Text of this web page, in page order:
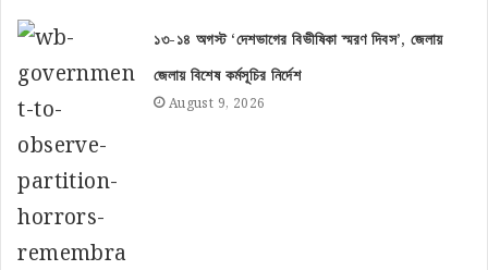
১৩-১৪ অগস্ট ‘দেশভাগের বিভীষিকা স্মরণ দিবস’, জেলায়
জেলায় বিশেষ কর্মসূচির নির্দেশ
August 9, 2026